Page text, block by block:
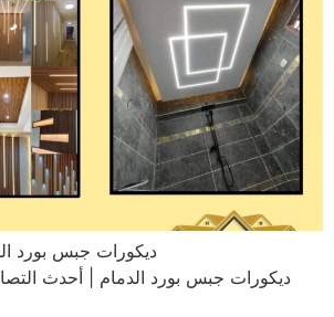
دیکورات جبس بورد الدمام-
ديكورات جبس بورد الدمام | أحدث